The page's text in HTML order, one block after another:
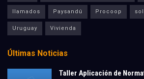
llamados Paysandú Procoop
Uruguay Vivienda
Últimas Noticias
Taller Aplicación de